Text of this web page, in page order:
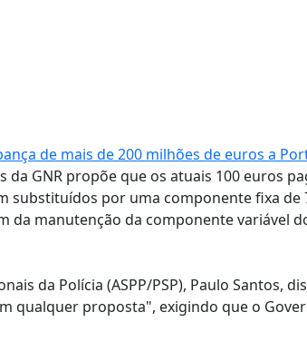
de mais de 200 milhões de euros a
da GNR propõe que os atuais 100 euros
substituídos por uma componente fixa de
da manutenção da componente variável
da Polícia (ASPP/PSP), Paulo Santos,
qualquer proposta", exigindo que o